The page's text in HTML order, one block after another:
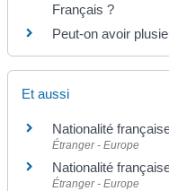
Français ?
Peut-on avoir
Et aussi
Nationalité
Étranger - Europe
Nationalité
Étranger - Europe